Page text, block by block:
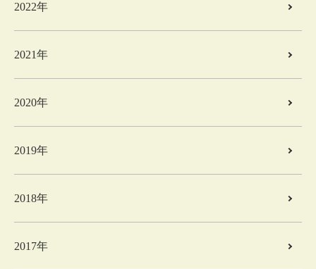
2022年
2021年
2020年
2019年
2018年
2017年